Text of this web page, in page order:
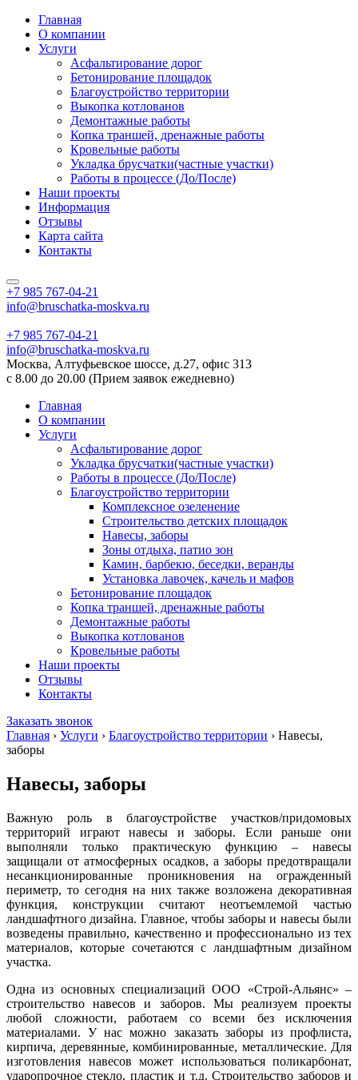
Главная
О компании
Услуги
Асфальтирование дорог
Бетонирование площадок
Благоустройство территории
Выкопка котлованов
Демонтажные работы
Копка траншей, дренажные работы
Кровельные работы
Укладка брусчатки(частные участки)
Работы в процессе (До/После)
Наши проекты
Информация
Отзывы
Карта сайта
Контакты
+7 985 767-04-21
info@bruschatka-moskva.ru
+7 985 767-04-21
info@bruschatka-moskva.ru
Москва, Алтуфьевское шоссе, д.27, офис 313
с 8.00 до 20.00 (Прием заявок ежедневно)
Главная
О компании
Услуги
Асфальтирование дорог
Укладка брусчатки(частные участки)
Работы в процессе (До/После)
Благоустройство территории
Комплексное озеленение
Строительство детских площадок
Навесы, заборы
Зоны отдыха, патио зон
Камин, барбекю, беседки, веранды
Установка лавочек, качель и мафов
Бетонирование площадок
Копка траншей, дренажные работы
Демонтажные работы
Выкопка котлованов
Кровельные работы
Наши проекты
Отзывы
Контакты
Заказать звонок
Главная › Услуги › Благоустройство территории › Навесы,
заборы
Навесы, заборы
Важную роль в благоустройстве участков/придомовых
территорий играют навесы и заборы. Если раньше они
выполняли только практическую функцию – навесы
защищали от атмосферных осадков, а заборы предотвращали
несанкционированные проникновения на огражденный
периметр, то сегодня на них также возложена декоративная
функция, конструкции считают неотъемлемой частью
ландшафтного дизайна. Главное, чтобы заборы и навесы были
возведены правильно, качественно и профессионально из тех
материалов, которые сочетаются с ландшафтным дизайном
участка.
Одна из основных специализаций ООО «Строй-Альянс» –
строительство навесов и заборов. Мы реализуем проекты
любой сложности, работаем со всеми без исключения
материалами. У нас можно заказать заборы из профлиста,
кирпича, деревянные, комбинированные, металлические. Для
изготовления навесов может использоваться поликарбонат,
ударопрочное стекло, пластик и т.д. Строительство заборов и